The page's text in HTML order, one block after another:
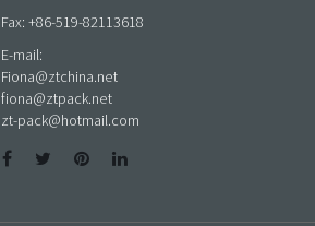
Fax: +86-519-82113618
E-mail:
Fiona@ztchina.net
fiona@ztpack.net
zt-pack@hotmail.com